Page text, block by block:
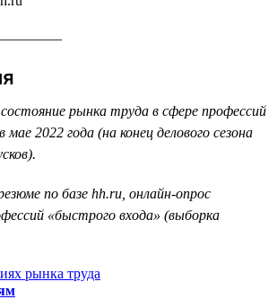
рынка труда в сфере профессий
2022 года (на конец делового сезона
по базе hh.ru, онлайн-опрос
«быстрого входа» (выборка
рынка труда